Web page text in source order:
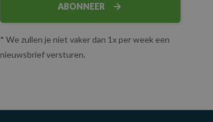
ABONNEER
* We zullen je niet vaker dan 1x per week een
nieuwsbrief versturen.